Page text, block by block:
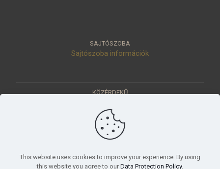
SAJTÓSZOBA
Sajtószoba információk
KÖZÉRDEKŰ
Értéktár
Pályázatok
Tudományos beszámoló, küldetésnyilatkozat
This website uses cookies to improve your experience. By using
this website you agree to our Data Protection Policy.